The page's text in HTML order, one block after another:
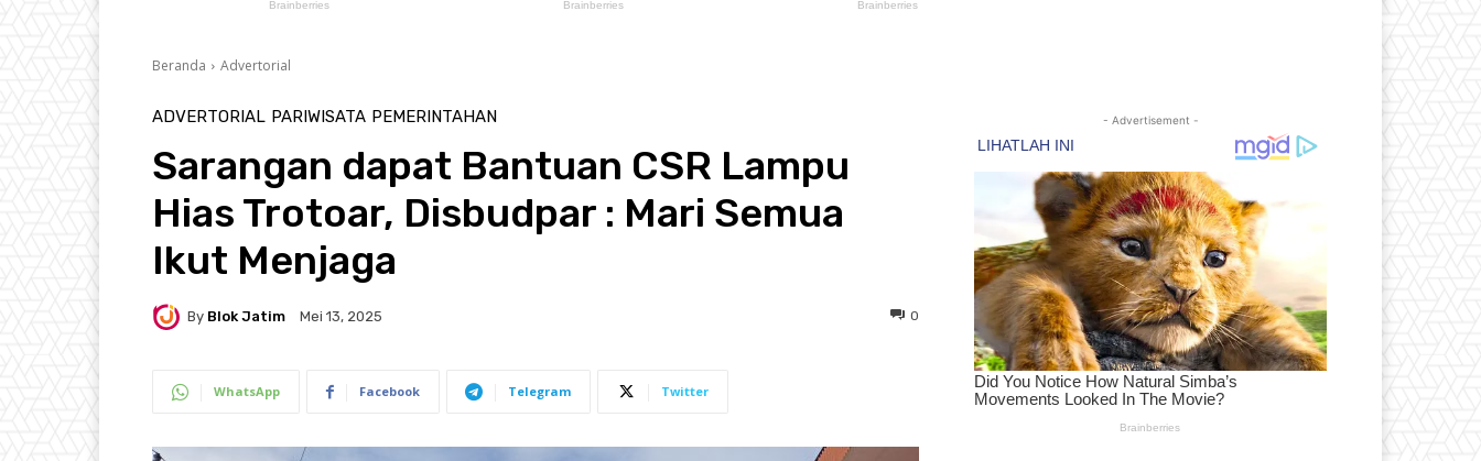
Beranda Advertorial
ADVERTORIAL PARIWISATA PEMERINTAHAN
Sarangan dapat Bantuan CSR Lampu
Hias Trotoar, Disbudpar : Mari Semua
Ikut Menjaga
By Blok Jatim Mei 13, 2025 0
WhatsApp Facebook Telegram Twitter
- Advertisement -